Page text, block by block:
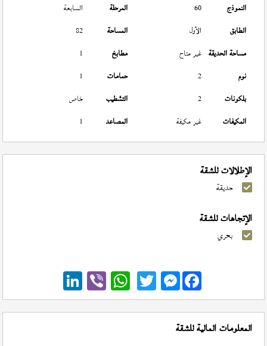
النموذج
60 المرحلة
السابعة
الطابق
الأول المساحة
82
مساحة الحديقة غير متاح مطابخ
1
نوم
2 حمامات
1
بلكونات
2 التشطيب
خاص
المكيفات
غير مكيفة المصاعد 1
الإطلالات للشقة
حديقة
الإتجاهات للشقة
بحري
Messenger
المعلومات المالية للشقة